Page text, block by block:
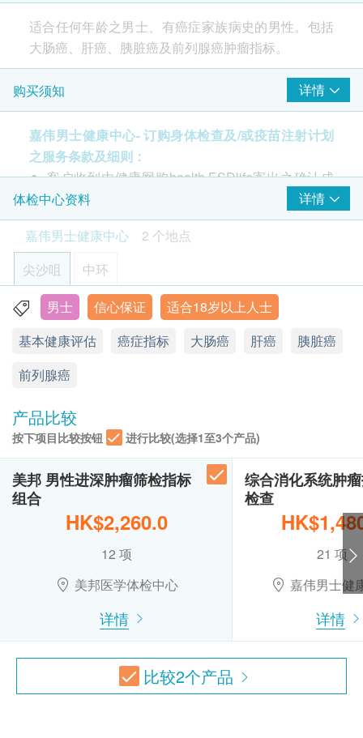
大肠癌风险评估 重点项目
癌胚抗原
前列腺癌风险评估
游离型前列腺特异性抗原
2 基本项目
肝癌风险评估
甲种胎儿蛋白 AFP
胰脏癌风险评估
血压
脉搏率
体重
身高
适合任何年龄之男士、有癌症家族病史的男性。包括
大肠癌、肝癌、胰脏癌及前列腺癌肿瘤指标。
包括大肠癌、肝癌、胰脏癌及前列腺癌肿瘤指标。
注意事项:
- 请详阅以下「条款及细则」了解更多服务需知及注
意事项
购买须知 详情
嘉伟男士健康中心- 订购身体检查及/或疫苗注射计划
之服务条款及细则：
客户收到由健康网购health.ESDlife寄出之确认成
功付款电邮後，嘉伟男士健康中心将於随後2个工
作天办公时间内，致电客户确认预约时间，并安排
客户於预约确认後的最快7个工作天後进行身体检
查及/或疫苗注射。客户亦可在订单确认後致电本
中心预约（电话：2375 3322）
嘉伟男士健康中心提供以下时段给客户进行身体检查
及/或疫苗注射︰
尖沙咀诊所
地址: 香港九龙尖沙咀广东道海港城海洋中心1211室
诊症时间:
星期一至五: 9:00am – 1:00pm; 2:30 – 7:00pm
星期六: 9:00am – 2:00pm
星期日及公众假期: 休息
中环诊所 (只限性病检查及疫苗注射)
地址: 香港中环砵典乍街10号6楼601室
诊症时间:
星期一至五: 9:00am – 1:00pm; 2:30 – 7:00pm
星期六: 9:00am – 2:00pm
星期日及公众假期: 休息
性病检查包括以下计划(MHS_ESD_M_5,
体检中心资料
详情
嘉伟男士健康中心
2 个地点
尖沙咀
中环
香港九龙尖沙咀广东道海港城海洋中心1211室
显示地图
星期一至五︰9:00a.m. – 1:00p.m.; 2:30p.m. – 7:00p.m.
星期日及公众假期︰休息
男士 信心保证
适合18岁以上人士
基本健康评估
癌症指标 大肠癌 肝癌
胰脏癌
前列腺癌
产品比较
按下项目比较按钮 进行比较(选择1至3个产品)
美邦 男性进深肿瘤筛检指标
组合
HK$2,260.0
12 项
美邦医学体检中心
详情
综合消化系统肿
检查
21 项
嘉伟男士健
详情
比较2个产品